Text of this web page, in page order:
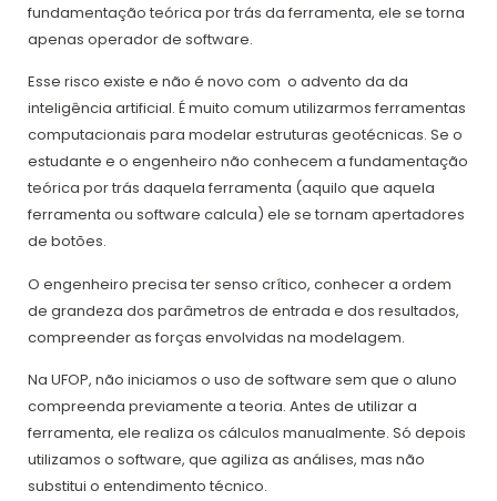
fundamentação teórica por trás da ferramenta, ele se torna
apenas operador de software.
Esse risco existe e não é novo com o advento da da
inteligência artificial. É muito comum utilizarmos ferramentas
computacionais para modelar estruturas geotécnicas. Se o
estudante e o engenheiro não conhecem a fundamentação
teórica por trás daquela ferramenta (aquilo que aquela
ferramenta ou software calcula) ele se tornam apertadores
de botões.
O engenheiro precisa ter senso crítico, conhecer a ordem
de grandeza dos parâmetros de entrada e dos resultados,
compreender as forças envolvidas na modelagem.
Na UFOP, não iniciamos o uso de software sem que o aluno
compreenda previamente a teoria. Antes de utilizar a
ferramenta, ele realiza os cálculos manualmente. Só depois
utilizamos o software, que agiliza as análises, mas não
substitui o entendimento técnico.